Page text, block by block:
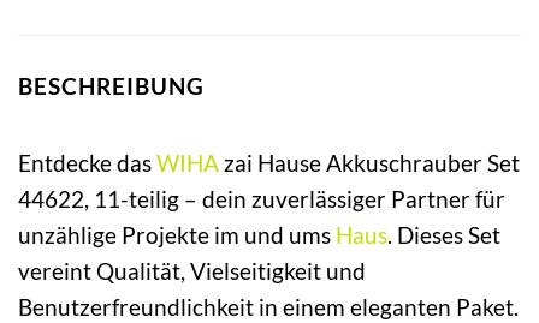
BESCHREIBUNG
Entdecke dasWIHA zai Hause Akkuschrauber Set
44622, 11-teilig – dein zuverlässiger Partner für
unzählige Projekte im und ums Haus. Dieses Set
vereint Qualität, Vielseitigkeit und
Benutzerfreundlichkeit in einem eleganten Paket.